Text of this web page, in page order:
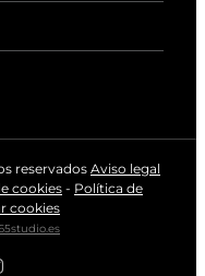
reservados Aviso legal
cookies - Política de
cookies
Instagram